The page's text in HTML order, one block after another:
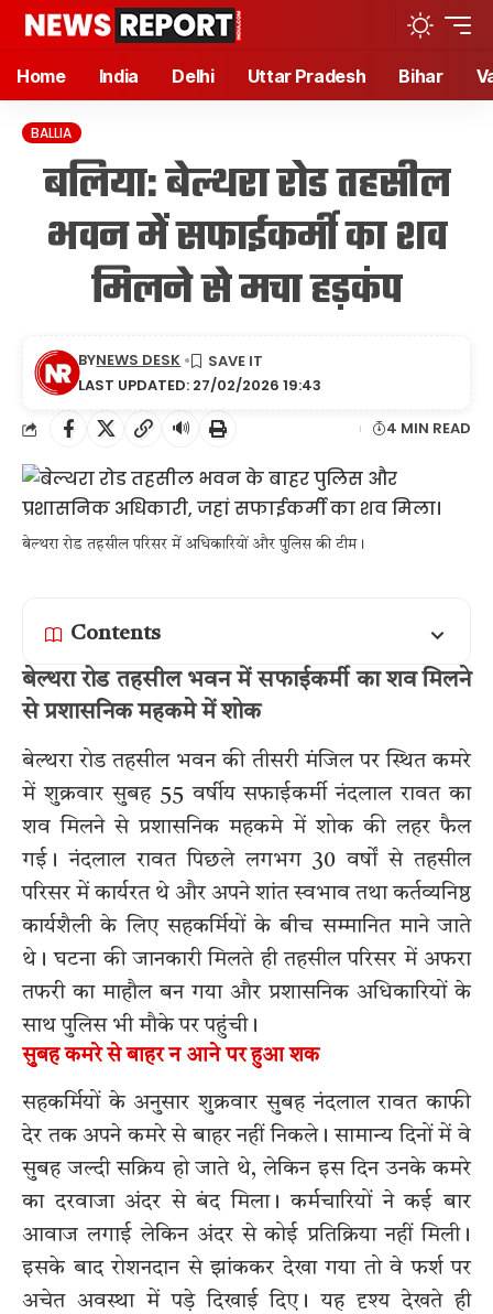
Home India Delhi Uttar Pradesh Bihar
BALLIA
बलिया: बेल्थरा रोड तहसील
भवन में सफाईकर्मी का शव
मिलने से मचा हड़कंप
LAST UPDATED: 27/02/2026 19:43
BYNEWS DESK
🔊 4 MIN READ
बेल्थरा रोड तहसील परिसर में अधिकारियों और पुलिस की टीम।
Contents
बेल्थरा रोड तहसील भवन में सफाईकर्मी का शव मिलने
से प्रशासनिक महकमे में शोक
बेल्थरा रोड तहसील भवन की तीसरी मंजिल पर स्थित कमरे
में शुक्रवार सुबह 55 वर्षीय सफाईकर्मी नंदलाल रावत का
शव मिलने से प्रशासनिक महकमे में शोक की लहर फैल
गई। नंदलाल रावत पिछले लगभग 30 वर्षों से तहसील
परिसर में कार्यरत थे और अपने शांत स्वभाव तथा कर्तव्यनिष्ठ
कार्यशैली के लिए सहकर्मियों के बीच सम्मानित माने जाते
थे। घटना की जानकारी मिलते ही तहसील परिसर में अफरा
तफरी का माहौल बन गया और प्रशासनिक अधिकारियों के
साथ पुलिस भी मौके पर पहुंची।
सुबह कमरे से बाहर न आने पर हुआ शक
सहकर्मियों के अनुसार शुक्रवार सुबह नंदलाल रावत काफी
देर तक अपने कमरे से बाहर नहीं निकले। सामान्य दिनों में वे
सुबह जल्दी सक्रिय हो जाते थे, लेकिन इस दिन उनके कमरे
का दरवाजा अंदर से बंद मिला। कर्मचारियों ने कई बार
आवाज लगाई लेकिन अंदर से कोई प्रतिक्रिया नहीं मिली।
इसके बाद रोशनदान से झांककर देखा गया तो वे फर्श पर
अचेत अवस्था में पड़े दिखाई दिए। यह दृश्य देखते ही